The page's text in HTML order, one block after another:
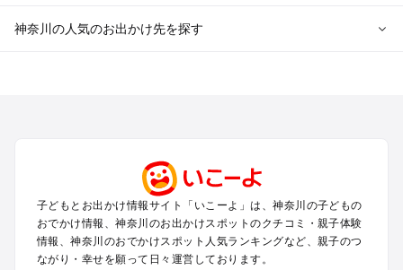
神奈川の人気のお出かけ先を探す
小田原・熱海・湯河原・真鶴のプールお出かけ
町田・相模原・愛川・上野原のプールお出かけ
新横浜・港北エリア・日吉・青葉台・鶴見のプールお出かけ
川崎のプールお出かけ
海老名・厚木のプールお出かけ
子どもとお出かけ情報サイト「いこーよ」は、神奈川の子どもの
おでかけ情報、神奈川のお出かけスポットのクチコミ・親子体験
情報、神奈川のおでかけスポット人気ランキングなど、親子のつ
ながり・幸せを願って日々運営しております。